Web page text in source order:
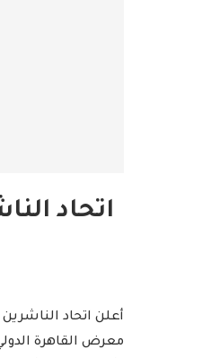
اتحاد
أعلن اتحاد
معرض القاهرة